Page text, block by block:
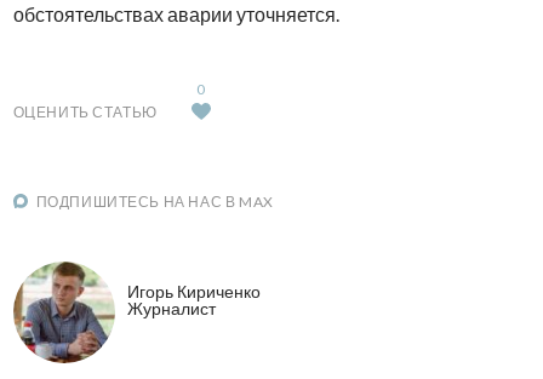
обстоятельствах аварии уточняется.
ОЦЕНИТЬ СТАТЬЮ
0
ПОДПИШИТЕСЬ НА НАС В MAX
Игорь Кириченко
Журналист